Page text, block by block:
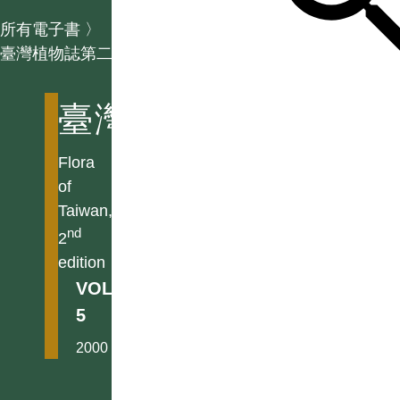
所有電子書 〉
臺灣植物誌第二版
臺灣植物誌第二版
Flora
of
Taiwan,
2nd
edition
VOL.
5
2000